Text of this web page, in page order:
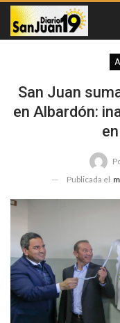
San Juan
en Albardón:
Publicada el